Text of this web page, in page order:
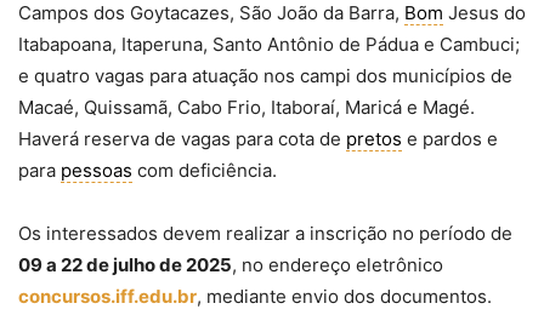
Campos dos Goytacazes, São João da Barra, Bom Jesus do
Itabapoana, Itaperuna, Santo Antônio de Pádua e Cambuci;
e quatro vagas para atuação nos campi dos municípios de
Macaé, Quissamã, Cabo Frio, Itaboraí, Maricá e Magé.
Haverá reserva de vagas para cota de pretos e pardos e
para pessoas com deficiência.
Os interessados devem realizar a inscrição no período de
09 a 22 de julho de 2025, no endereço eletrônico
concursos.iff.edu.br, mediante envio dos documentos.